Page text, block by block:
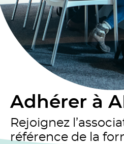
Adhérer à
Rejoignez
référence de la